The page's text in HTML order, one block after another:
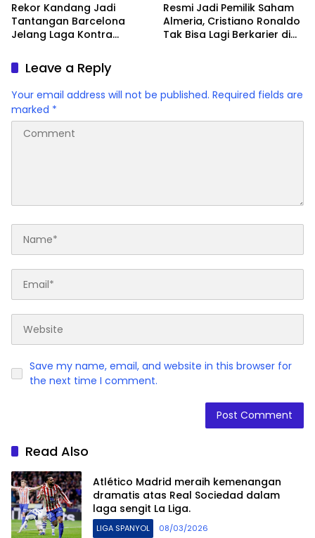
Rekor Kandang Jadi
Tantangan Barcelona
Jelang Laga Kontra
Resmi Jadi Pemilik Saham
Almeria, Cristiano Ronaldo
Tak Bisa Lagi Berkarier di
Leave a Reply
Your email address will not be published. Required fields are
marked *
Save my name, email, and website in this browser for
the next time I comment.
Read Also
Atlético Madrid meraih kemenangan
dramatis atas Real Sociedad dalam
laga sengit La Liga.
LIGA SPANYOL 08/03/2026